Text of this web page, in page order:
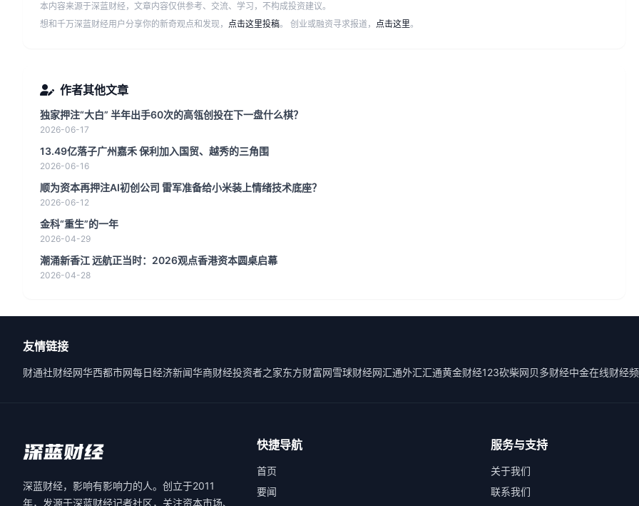
本内容来源于深蓝财经，文章内容仅供参考、交流、学习，不构成投资建议。
想和千万深蓝财经用户分享你的新奇观点和发现， 点击这里投稿。 创业或融资寻求报道， 点击这里。
作者其他文章
独家押注“大白” 半年出手60次的高瓴创投在下一盘什么棋？
2026-06-17
13.49亿落子广州嘉禾 保利加入国贸、越秀的三角围
2026-06-16
顺为资本再押注AI初创公司 雷军准备给小米装上情绪技术底座？
2026-06-12
金科“重生”的一年
2026-04-29
潮涌新香江 远航正当时：2026观点香港资本圆桌启幕
2026-04-28
友情链接
财通社财经网华西都市网每日经济新闻华商财经投资者之家东方财富网雪球财经网汇通外汇汇通黄金财经123砍柴网贝多财经中金在线财经
深蓝财经，影响有影响力的人。创立于2011
年，发源于深蓝财经记者社区，关注资本市场、
快捷导航
首页
要闻
服务与支持
关于我们
联系我们